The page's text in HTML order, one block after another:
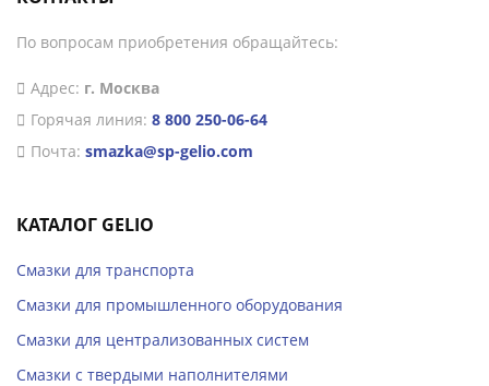
По вопросам приобретения обращайтесь:
Адрес: г. Москва
Горячая линия: 8 800 250-06-64
Почта: smazka@sp-gelio.com
КАТАЛОГ GELIO
Смазки для транспорта
Смазки для промышленного оборудования
Смазки для централизованных систем
Смазки с твердыми наполнителями